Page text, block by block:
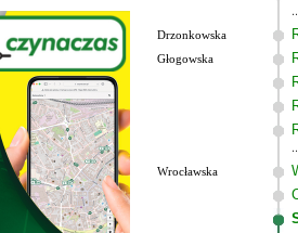
Drzonkowska
Głogowska
Wrocławska